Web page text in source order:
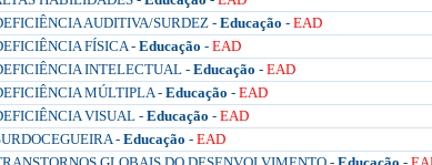
AUDITIVA/SURDEZ - Educação - EAD
FÍSICA - Educação - EAD
INTELECTUAL - Educação - EAD
MÚLTIPLA - Educação - EAD
VISUAL - Educação - EAD
- Educação - EAD